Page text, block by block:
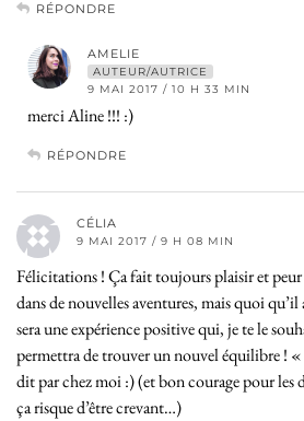
RÉPONDRE
AMELIE
AUTEUR/AUTRICE
9 MAI 2017 / 10 H 33 MIN
merci Aline !!! :)
RÉPONDRE
CÉLIA
9 MAI 2017 / 9 H 08 MIN
Félicitations ! Ça fait toujours plaisir et peur
dans de nouvelles aventures, mais quoi qu’il
sera une expérience positive qui, je te le
permettra de trouver un nouvel équilibre !
dit par chez moi :) (et bon courage pour les
ça risque d’être crevant…)